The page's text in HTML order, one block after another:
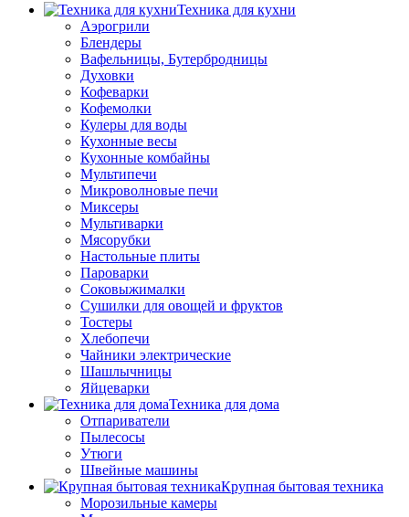
Техника для кухни
Аэрогрили
Блендеры
Вафельницы, Бутербродницы
Духовки
Кофеварки
Кофемолки
Кулеры для воды
Кухонные весы
Кухонные комбайны
Мультипечи
Микроволновые печи
Миксеры
Мультиварки
Мясорубки
Настольные плиты
Пароварки
Соковыжималки
Сушилки для овощей и фруктов
Тостеры
Хлебопечи
Чайники электрические
Шашлычницы
Яйцеварки
Техника для дома
Отпариватели
Пылесосы
Утюги
Швейные машины
Крупная бытовая техника
Морозильные камеры